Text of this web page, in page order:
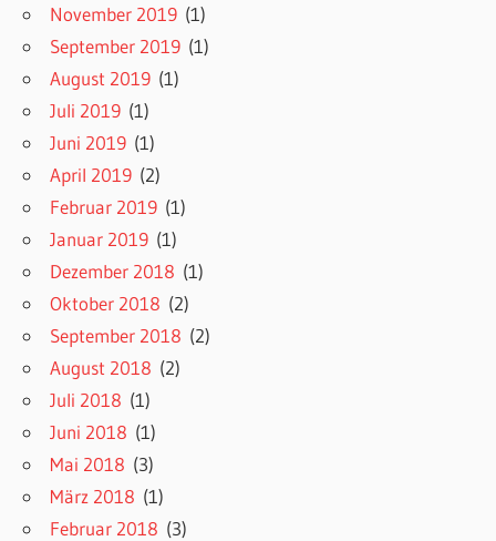
November 2019 (1)
September 2019 (1)
August 2019 (1)
Juli 2019 (1)
Juni 2019 (1)
April 2019 (2)
Februar 2019 (1)
Januar 2019 (1)
Dezember 2018 (1)
Oktober 2018 (2)
September 2018 (2)
August 2018 (2)
Juli 2018 (1)
Juni 2018 (1)
Mai 2018 (3)
März 2018 (1)
Februar 2018 (3)